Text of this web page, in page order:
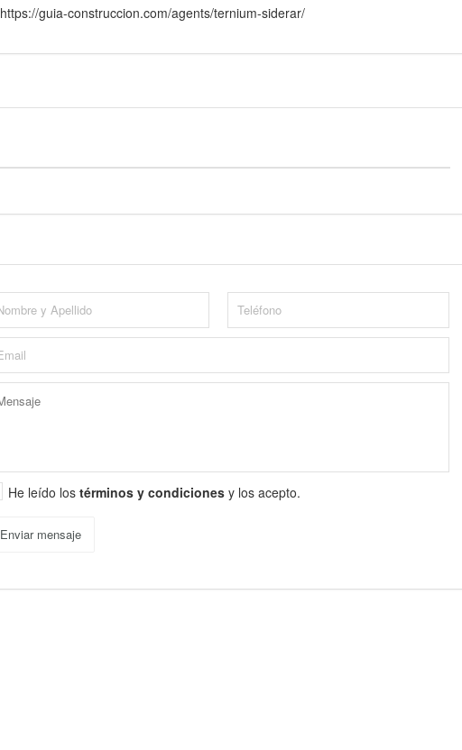
https://guia-construccion.com/agents/ternium-siderar/
He leído los términos y condiciones y los acepto.
Enviar mensaje